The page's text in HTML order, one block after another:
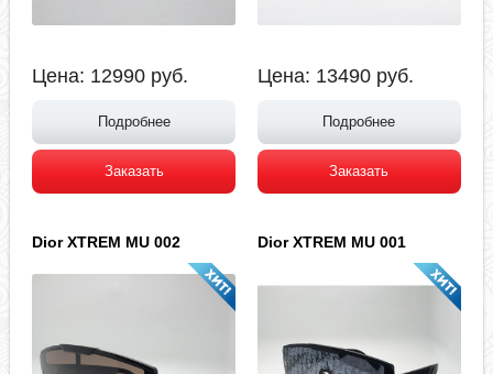
Цена: 12990 руб.
Подробнее
Заказать
Цена: 13490 руб.
Подробнее
Заказать
Dior XTREM MU 002 Dior XTREM MU 001